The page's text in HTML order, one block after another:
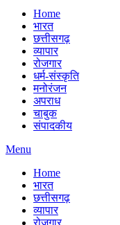
Home
भारत
छत्तीसगढ़
व्यापार
रोजगार
धर्म-संस्कृति
मनोरंजन
अपराध
चाबुक
संपादकीय
Menu
Home
भारत
छत्तीसगढ़
व्यापार